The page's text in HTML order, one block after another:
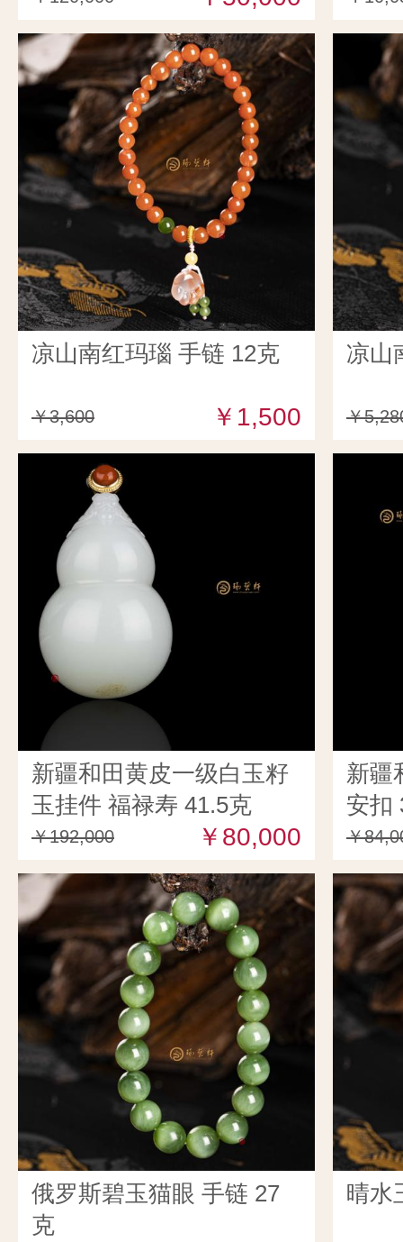
凉山南红玛瑙 手链 12克
￥3,600 ￥1,500
凉山
￥
新疆和田黄皮一级白玉籽
玉挂件 福禄寿 41.5克
￥192,000 ￥80,000
新疆
安扣
￥
俄罗斯碧玉猫眼 手链 27
克
晴水